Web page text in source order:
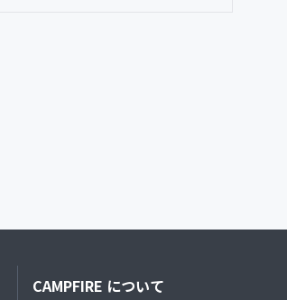
CAMPFIRE について